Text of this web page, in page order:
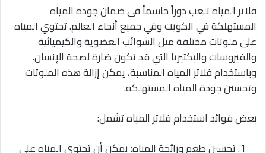
فلاتر المياه تلعب دوراً حاسماً في ضمان جودة المياه
المستهلكة في الكويت وفي جميع أنحاء العالم. تحتوي المياه
على ملوثات مختلفة مثل الشوائب العضوية والكيميائية
والفيروسات والبكتيريا التي قد تكون ضارة لصحة الإنسان.
وباستخدام فلاتر المياه المناسبة، يمكن إزالة هذه الملوثات
وتحسين جودة المياه المستهلكة.
بعض فوائد استخدام فلاتر المياه تشمل:
تحسين طعم ورائحة المياه: يمكن أن تحتوي المياه على